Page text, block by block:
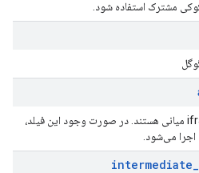
کوکی مشترک استفاده شود.
مبداهایی که مجاز به جاسازی iframe میانی هستند. در صورت وجود این فیلد،
intermediate_